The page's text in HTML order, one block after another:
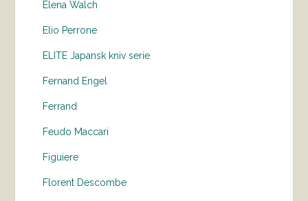
Elena Walch
Elio Perrone
ELITE Japansk kniv serie
Fernand Engel
Ferrand
Feudo Maccari
Figuiere
Florent Descombe